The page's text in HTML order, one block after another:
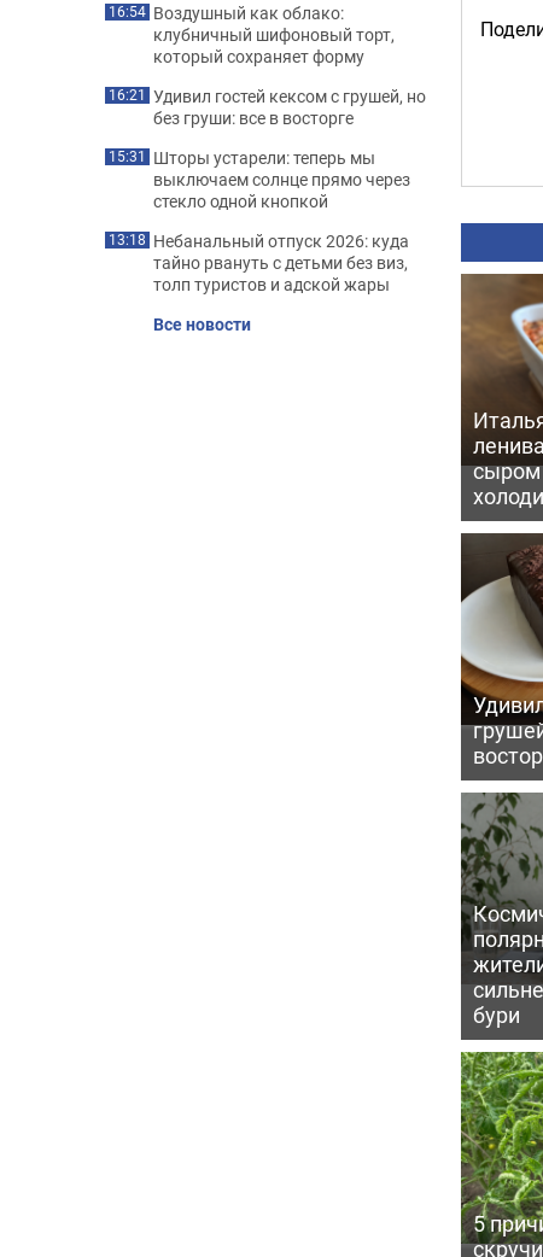
сыром
бури
5
16:54 Воздушный как облако:
клубничный шифоновый торт,
который сохраняет форму
16:21 Удивил гостей кексом с грушей, но
без груши: все в восторге
15:31 Шторы устарели: теперь мы
выключаем солнце прямо через
стекло одной кнопкой
13:18 Небанальный отпуск 2026: куда
тайно рвануть с детьми без виз,
толп туристов и адской жары
Все новости